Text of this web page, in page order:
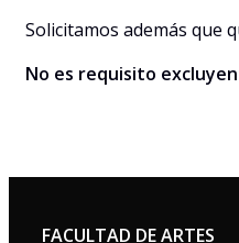
Solicitamos además que
No es requisito
FACULTAD DE ARTES